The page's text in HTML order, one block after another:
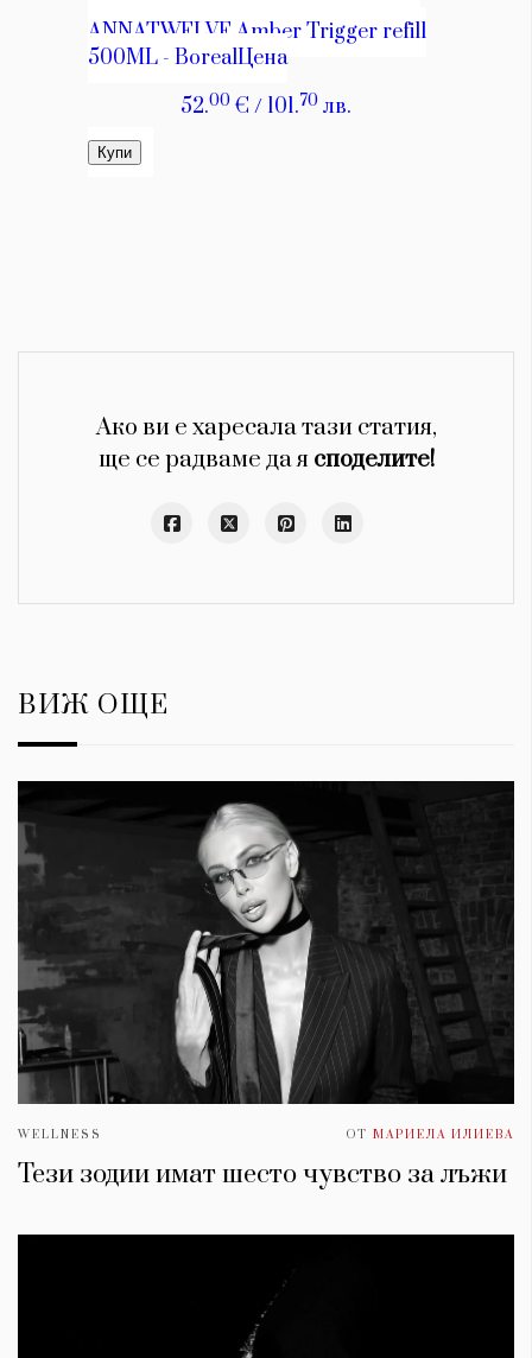
Ако ви е харесала тази статия,
ще се радваме да я споделите!
ВИЖ ОЩЕ
WELLNESS ОТ МАРИЕЛА ИЛИЕВА
Тези зодии имат шесто чувство за лъжи